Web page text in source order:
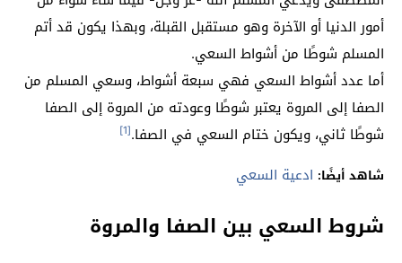
أمور الدنيا أو الآخرة وهو مستقبل القبلة، وبهذا يكون قد أتم
المسلم شوطًا من أشواط السعي.
أما عدد أشواط السعي فهي سبعة أشواط، وسعي المسلم من
الصفا إلى المروة يعتبر شوطًا وعودته من المروة إلى الصفا
شوطًا ثاني، ويكون ختام السعي في الصفا.[1]
شاهد أيضًا: ادعية السعي
شروط السعي بين الصفا والمروة